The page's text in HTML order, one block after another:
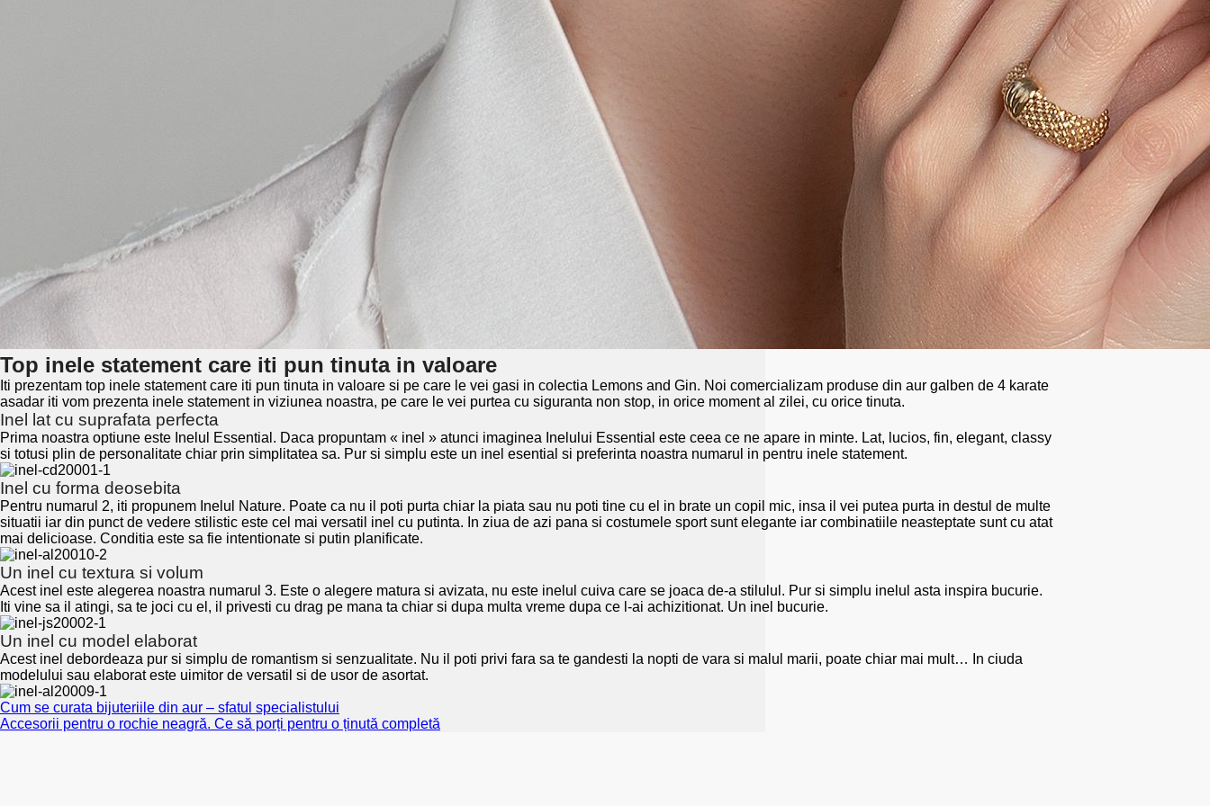
Top inele statement care iti pun tinuta in valoare
Iti prezentam top inele statement care iti pun tinuta in valoare si pe care le vei gasi in colectia Lemons and Gin. Noi comercializam produse din aur galben de 4 karate
asadar iti vom prezenta inele statement in viziunea noastra, pe care le vei purtea cu siguranta non stop, in orice moment al zilei, cu orice tinuta.
Inel lat cu suprafata perfecta
Prima noastra optiune este Inelul Essential. Daca propuntam « inel » atunci imaginea Inelului Essential este ceea ce ne apare in minte. Lat, lucios, fin, elegant, classy
si totusi plin de personalitate chiar prin simplitatea sa. Pur si simplu este un inel esential si preferinta noastra numarul in pentru inele statement.
Inel cu forma deosebita
Pentru numarul 2, iti propunem Inelul Nature. Poate ca nu il poti purta chiar la piata sau nu poti tine cu el in brate un copil mic, insa il vei putea purta in destul de multe
situatii iar din punct de vedere stilistic este cel mai versatil inel cu putinta. In ziua de azi pana si costumele sport sunt elegante iar combinatiile neasteptate sunt cu atat
mai delicioase. Conditia este sa fie intentionate si putin planificate.
Un inel cu textura si volum
Acest inel este alegerea noastra numarul 3. Este o alegere matura si avizata, nu este inelul cuiva care se joaca de-a stilulul. Pur si simplu inelul asta inspira bucurie.
Iti vine sa il atingi, sa te joci cu el, il privesti cu drag pe mana ta chiar si dupa multa vreme dupa ce l-ai achizitionat. Un inel bucurie.
Un inel cu model elaborat
Acest inel debordeaza pur si simplu de romantism si senzualitate. Nu il poti privi fara sa te gandesti la nopti de vara si malul marii, poate chiar mai mult… In ciuda
modelului sau elaborat este uimitor de versatil si de usor de asortat.
Cum se curata bijuteriile din aur – sfatul specialistului
Accesorii pentru o rochie neagră. Ce să porți pentru o ținută completă